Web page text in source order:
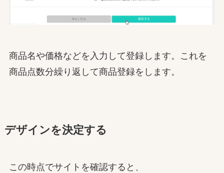
商品名や価格などを入力して登録します。これを
商品点数分繰り返して商品登録をします。
デザインを決定する
この時点でサイトを確認すると、